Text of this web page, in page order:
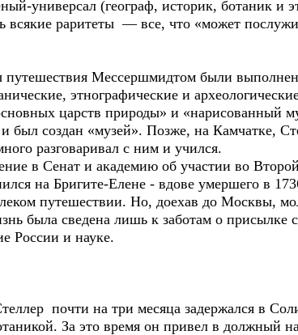
универсал (географ, историк, ботаник и
всякие раритеты — все, что «может
Мессершмидтом были
этнографические и
царств природы» и «нарисованный
был создан «музей». Позже, на Камчатке,
разговаривал с ним и учился.
в Сенат и академию об участии во
на Бригите-Елене - вдове умершего в
путешествии. Но, доехав до Москвы,
была сведена лишь к заботам о присылке
России и науке.
почти на три месяца задержался в
За это время он привел в должный